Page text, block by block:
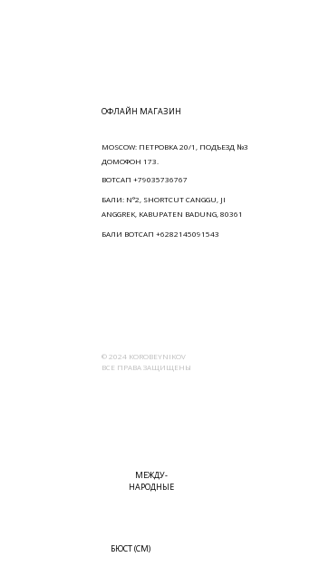
© 2024 KOROBEYNIKOV
ВСЕ ПРАВА ЗАЩИЩЕНЫ
ОФЛАЙН МАГАЗИН
БАЛИ: N°2, SHORTCUT CANGGU, JI
ANGGREK, KABUPATEN BADUNG, 80361
MOSCOW: ПЕТРОВКА 20/1, ПОДЪЕЗД №3
ДОМОФОН 173.
БАЛИ ВОТСАП +6282145091543
ВОТСАП +79035736767
МЕЖДУ-
НАРОДНЫЕ
БЮСТ (СМ)